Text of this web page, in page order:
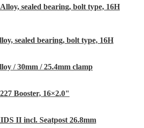
sealed bearing, bolt type, 16H
sealed bearing, bolt type, 16H
/ 30mm / 25.4mm clamp
Booster, 16×2.0"
II incl. Seatpost 26.8mm